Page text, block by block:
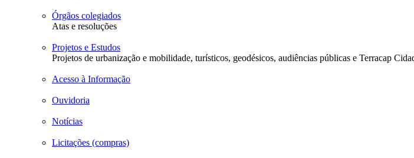
Órgãos colegiados
Atas e resoluções
Projetos e Estudos
Projetos de urbanização e mobilidade, turísticos, geodésicos, audiências públicas e Terracap
Acesso à Informação
Ouvidoria
Notícias
Licitações (compras)